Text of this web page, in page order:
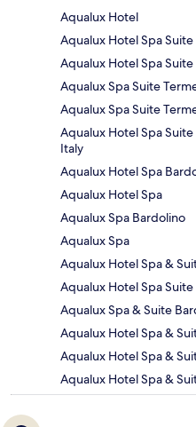
Aqualux Hotel
Aqualux Hotel Spa
Aqualux Hotel Spa
Aqualux Spa Suite
Aqualux Spa Suite
Aqualux Hotel Spa
Italy
Aqualux Hotel Spa
Aqualux Hotel Spa
Aqualux Spa Bardolino
Aqualux Spa
Aqualux Hotel Spa &
Aqualux Hotel Spa Suite
Aqualux Spa & Suite
Aqualux Hotel Spa &
Aqualux Hotel Spa &
Aqualux Hotel Spa &